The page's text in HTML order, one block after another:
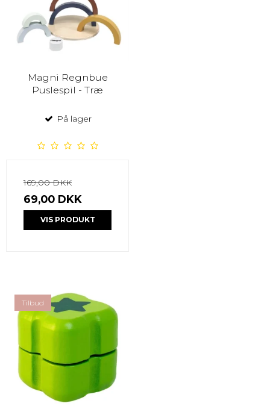
Magni Regnbue
Puslespil - Træ
På lager
169,00 DKK
69,00 DKK
VIS PRODUKT
Tilbud